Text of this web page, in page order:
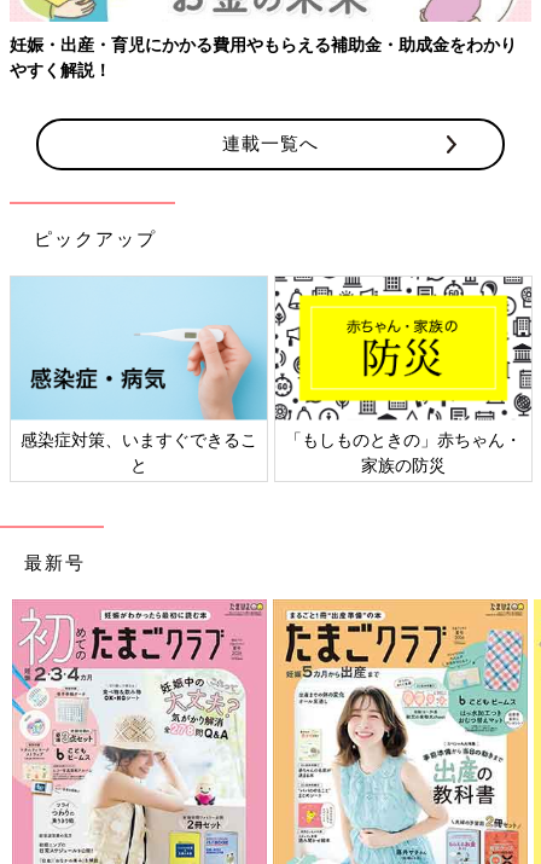
妊娠・出産・育児にかかる費用やもらえる補助金・助成金をわかり
やすく解説！
連載一覧へ
ピックアップ
感染症対策、いますぐできるこ
と
「もしものときの」赤ちゃん・
家族の防災
最新号